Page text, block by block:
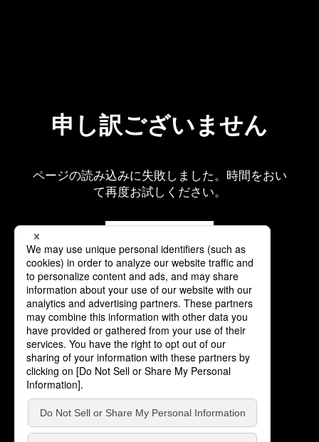
申し訳ございません
ページの読み込みに失敗しました。時間をおい
て再度お試しください。